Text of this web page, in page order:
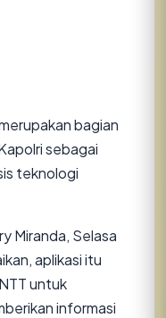
bagian
sebagai
teknologi
Miranda, Selasa
aplikasi itu
untuk
informasi